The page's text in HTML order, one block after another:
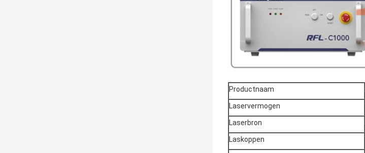
Productnaam
Laservermogen
Laserbron
Laskoppen